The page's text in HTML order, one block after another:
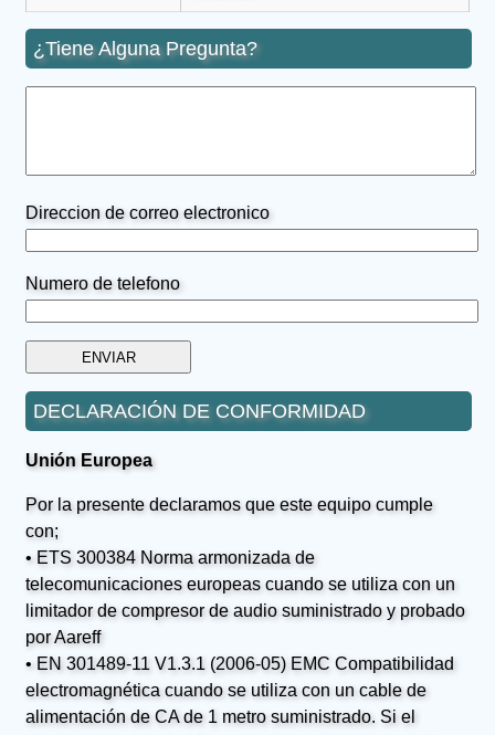
¿Tiene Alguna Pregunta?
Direccion de correo electronico
Numero de telefono
DECLARACIÓN DE CONFORMIDAD
Unión Europea
Por la presente declaramos que este equipo cumple
con;
• ETS 300384 Norma armonizada de
telecomunicaciones europeas cuando se utiliza con un
limitador de compresor de audio suministrado y probado
por Aareff
• EN 301489-11 V1.3.1 (2006-05) EMC Compatibilidad
electromagnética cuando se utiliza con un cable de
alimentación de CA de 1 metro suministrado. Si el